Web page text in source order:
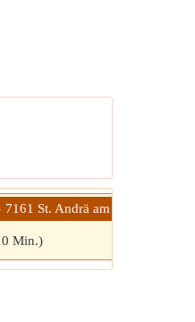
St. Andrä am Zicksee
Min.)